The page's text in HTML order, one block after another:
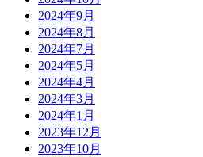
2024年9月
2024年8月
2024年7月
2024年5月
2024年4月
2024年3月
2024年1月
2023年12月
2023年10月